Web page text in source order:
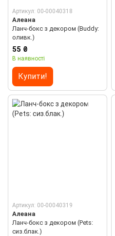
Артикул: 00-00040318
Алеана
Ланч-бокс з декором (Buddy:
оливк.)
55 ₴
В наявності
Купити!
Артикул: 00-00040319
Алеана
Ланч-бокс з декором (Pets:
сиз.блак.)